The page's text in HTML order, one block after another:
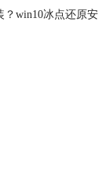
？win10冰点还原安